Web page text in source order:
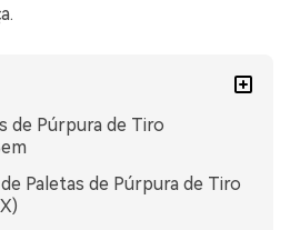
de Púrpura de Tiro
Paletas de Púrpura de Tiro